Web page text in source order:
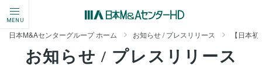
MENU
日本M&Aセンターグループ ホーム お知らせ / プレスリリース 【日本
お知らせ / プレスリリース